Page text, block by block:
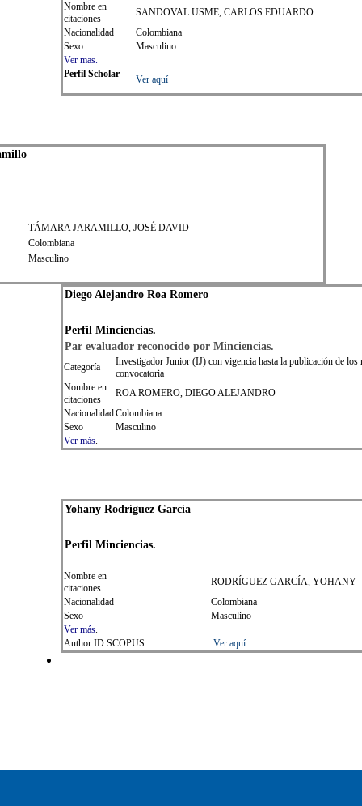
Nombre en
citaciones
SANDOVAL USME, CARLOS EDUARDO
Nacionalidad
Colombiana
Sexo
Masculino
Ver mas.
Perfil Scholar
Ver aquí
TÁMARA JARAMILLO, JOSÉ DAVID
Colombiana
Masculino
Diego Alejandro Roa Romero
Perfil Minciencias.
Par evaluador reconocido por Minciencias.
Categoría
Investigador Junior (IJ) con vigencia hasta la publicación de los
convocatoria
Nombre en
citaciones
ROA ROMERO, DIEGO ALEJANDRO
NacionalidadColombiana
Sexo
Masculino
Ver más.
Yohany Rodríguez García
Perfil Minciencias.
Nombre en
citaciones
RODRÍGUEZ GARCÍA, YOHANY
Nacionalidad
Colombiana
Sexo
Masculino
Ver más.
Author ID SCOPUS
Ver aquí.